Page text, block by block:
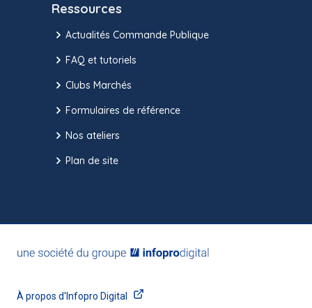
Ressources
Actualités Commande Publique
FAQ et tutoriels
Clubs Marchés
Formulaires de référence
Nos ateliers
Plan de site